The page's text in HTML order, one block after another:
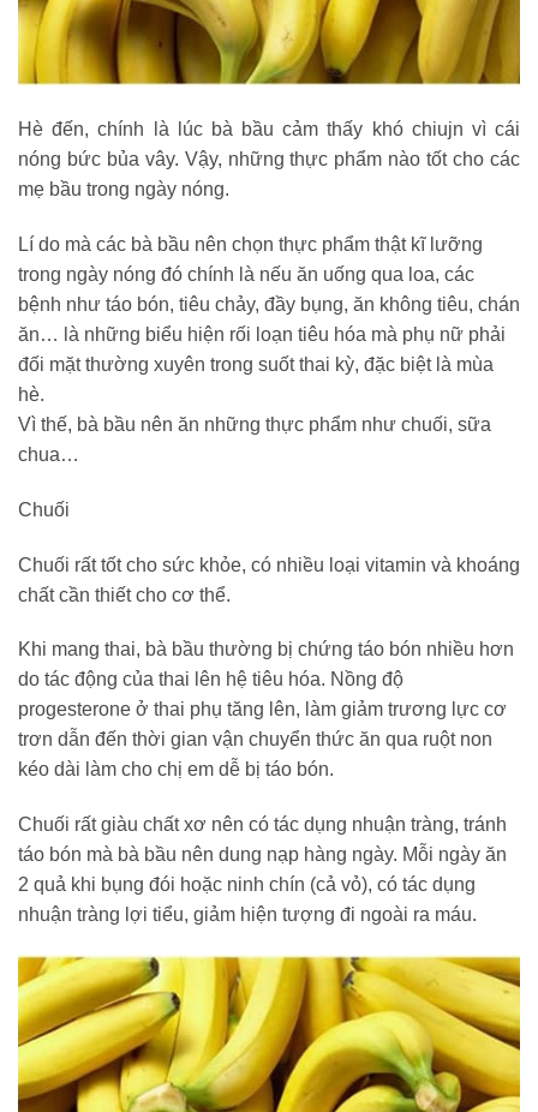
Hè đến, chính là lúc bà bầu cảm thấy khó chiujn vì cái
nóng bức bủa vây. Vậy, những thực phẩm nào tốt cho các
mẹ bầu trong ngày nóng.
Lí do mà các bà bầu nên chọn thực phẩm thật kĩ lưỡng
trong ngày nóng đó chính là nếu ăn uống qua loa, các
bệnh như táo bón, tiêu chảy, đầy bụng, ăn không tiêu, chán
ăn… là những biểu hiện rối loạn tiêu hóa mà phụ nữ phải
đối mặt thường xuyên trong suốt thai kỳ, đặc biệt là mùa
hè.
Vì thế, bà bầu nên ăn những thực phẩm như chuối, sữa
chua…
Chuối
Chuối rất tốt cho sức khỏe, có nhiều loại vitamin và khoáng
chất cần thiết cho cơ thể.
Khi mang thai, bà bầu thường bị chứng táo bón nhiều hơn
do tác động của thai lên hệ tiêu hóa. Nồng độ
progesterone ở thai phụ tăng lên, làm giảm trương lực cơ
trơn dẫn đến thời gian vận chuyển thức ăn qua ruột non
kéo dài làm cho chị em dễ bị táo bón.
Chuối rất giàu chất xơ nên có tác dụng nhuận tràng, tránh
táo bón mà bà bầu nên dung nạp hàng ngày. Mỗi ngày ăn
2 quả khi bụng đói hoặc ninh chín (cả vỏ), có tác dụng
nhuận tràng lợi tiểu, giảm hiện tượng đi ngoài ra máu.